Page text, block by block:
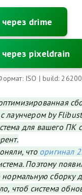
drime
pixeldrain
ISO | build:
лаунчером by
для вашего ПК
что оригинал
Поэтому
нормальную сборку
чтоб система